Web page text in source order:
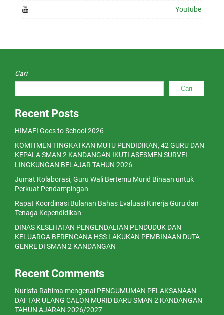
Youtube
Cari
Cari
Recent Posts
HIMAFI Goes to School 2026
KOMITMEN TINGKATKAN MUTU PENDIDIKAN, 42 GURU DAN
KEPALA SMAN 2 KANDANGAN IKUTI ASESMEN SURVEI
LINGKUNGAN BELAJAR TAHUN 2026
Jumat Kolaborasi, Guru Wali Bertemu Murid Binaan untuk
Perkuat Pendampingan
Rapat Koordinasi Bulanan Bahas Evaluasi Kinerja Guru dan
Tenaga Kependidikan
DINAS KESEHATAN PENGENDALIAN PENDUDUK DAN
KELUARGA BERENCANA HSS LAKUKAN PEMBINAAN DUTA
GENRE DI SMAN 2 KANDANGAN
Recent Comments
Nurisfa Rahima mengenai PENGUMUMAN PELAKSANAAN
DAFTAR ULANG CALON MURID BARU SMAN 2 KANDANGAN
TAHUN AJARAN 2026/2027